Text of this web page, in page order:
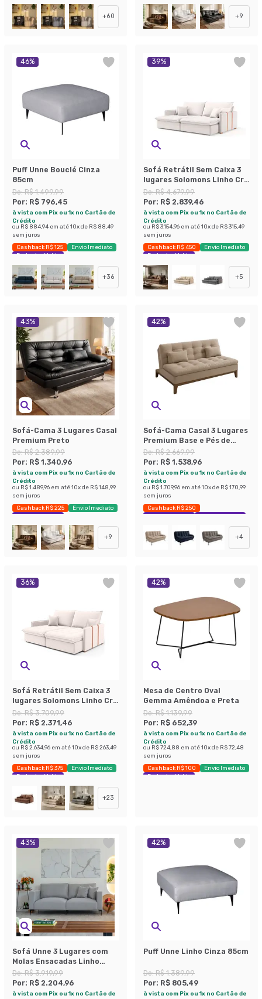
+60 +9
46%
Puff Unne Bouclé Cinza
85cm
De:R$ 1.499,99
Por: R$ 796,45
à vista com Pix ou 1x no Cartão de
Crédito
ou R$ 884,94 em até10x de R$ 88,49
sem juros
Cashback R$ 125
Envio Imediato
Exclusivo Mobly
+36
39%
Sofá Retrátil Sem Caixa 3
lugares Solomons Linho Cru
214 cm
De:R$ 4.679,99
Por: R$ 2.839,46
à vista com Pix ou 1x no Cartão de
Crédito
ou R$ 3.154,96 em até10x de R$ 315,49
sem juros
Cashback R$ 450
Envio Imediato
Exclusivo Mobly
+5
43%
Sofá-Cama 3 Lugares Casal
Premium Preto
De:R$ 2.389,99
Por: R$ 1.340,96
à vista com Pix ou 1x no Cartão de
Crédito
ou R$ 1.489,96 em até10x de R$ 148,99
sem juros
Cashback R$ 225
Envio Imediato
Exclusivo Mobly
+9
42%
Sofá-Cama Casal 3 Lugares
Premium Base e Pés de
Madeira Linho Bege
De:R$ 2.669,99
Por: R$ 1.538,96
à vista com Pix ou 1x no Cartão de
Crédito
ou R$ 1.709,96 em até10x de R$ 170,99
sem juros
Cashback R$ 250
Exclusivo Mobly
Economize 42%
+4
36%
Sofá Retrátil Sem Caixa 3
lugares Solomons Linho Cru
180 cm
De:R$ 3.709,99
Por: R$ 2.371,46
à vista com Pix ou 1x no Cartão de
Crédito
ou R$ 2.634,96 em até10x de R$ 263,49
sem juros
Cashback R$ 375
Envio Imediato
Exclusivo Mobly
+23
42%
Mesa de Centro Oval
Gemma Amêndoa e Preta
De:R$ 1.139,99
Por: R$ 652,39
à vista com Pix ou 1x no Cartão de
Crédito
ou R$ 724,88 em até10x de R$ 72,48
sem juros
Cashback R$ 100
Envio Imediato
Exclusivo Mobly
43%
Sofá Unne 3 Lugares com
Molas Ensacadas Linho
Cinza 200 cm
De:R$ 3.919,99
Por: R$ 2.204,96
à vista com Pix ou 1x no Cartão de
42%
Puff Unne Linho Cinza 85cm
De:R$ 1.389,99
Por: R$ 805,49
à vista com Pix ou 1x no Cartão de